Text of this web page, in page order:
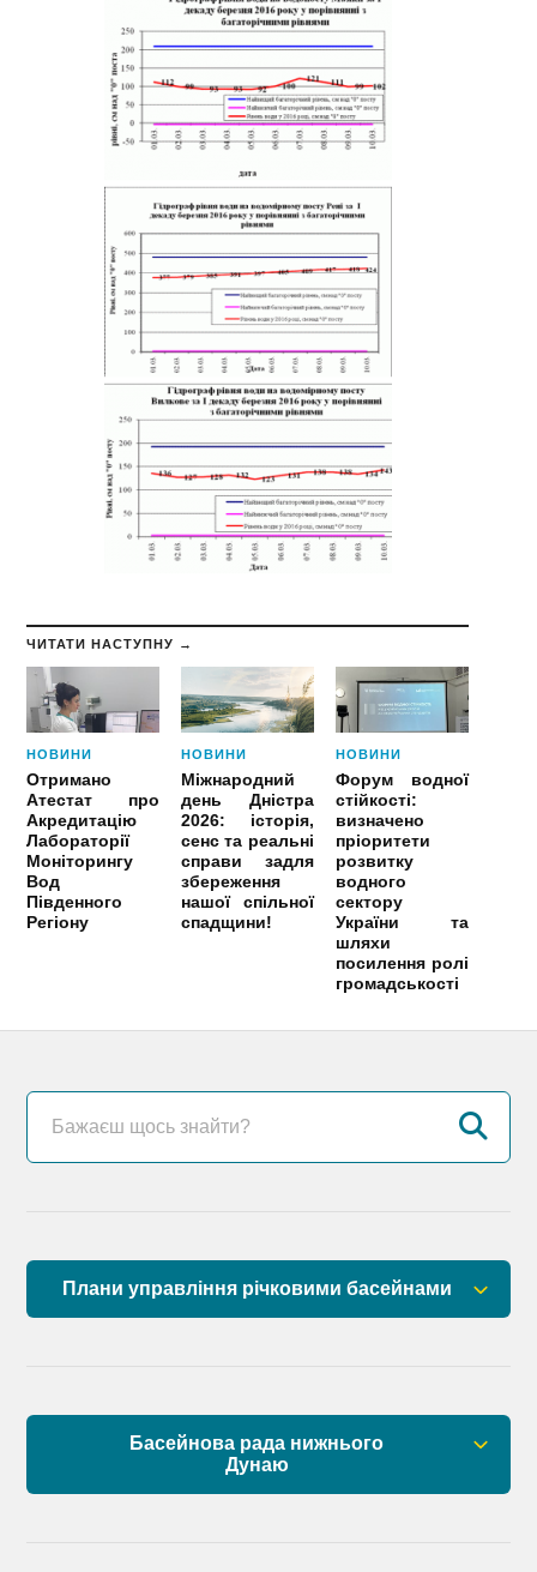
ЧИТАТИ НАСТУПНУ →
НОВИНИ
Отримано
Атестат про
Акредитацію
Лабораторії
Моніторингу
Вод
Південного
Регіону
НОВИНИ
Міжнародний
день Дністра
2026: історія,
сенс та реальні
справи задля
збереження
нашої спільної
спадщини!
НОВИНИ
Форум водної
стійкості:
визначено
пріоритети
розвитку
водного
сектору
України та
шляхи
посилення ролі
громадськості
Плани управління річковими басейнами
Басейнова рада нижнього
Дунаю